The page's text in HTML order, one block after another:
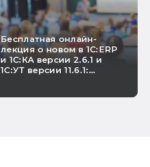
Бесплатная онлайн-
лекция о новом в 1С:ERP
и 1С:КА версии 2.6.1 и
1С:УТ версии 11.6.1: